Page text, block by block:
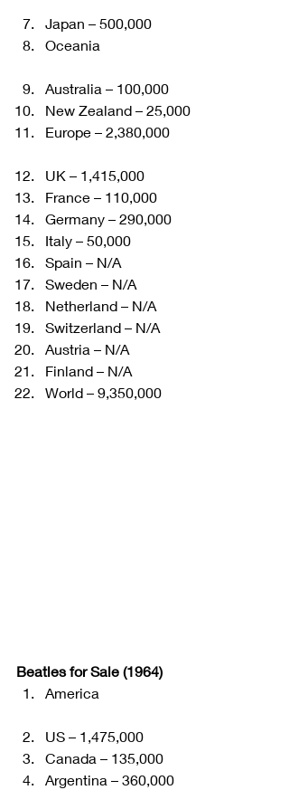
Japan – 500,000
Oceania
Australia – 100,000
New Zealand – 25,000
Europe – 2,380,000
UK – 1,415,000
France – 110,000
Germany – 290,000
Italy – 50,000
Spain – N/A
Sweden – N/A
Netherland – N/A
Switzerland – N/A
Austria – N/A
Finland – N/A
World – 9,350,000
Beatles for Sale (1964)
America
US – 1,475,000
Canada – 135,000
Argentina – 360,000